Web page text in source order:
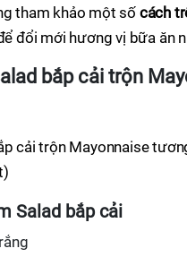
tham khảo một số cách
đổi mới hương vị bữa ăn
bắp cải trộn
cải trộn Mayonnaise
Salad bắp cải